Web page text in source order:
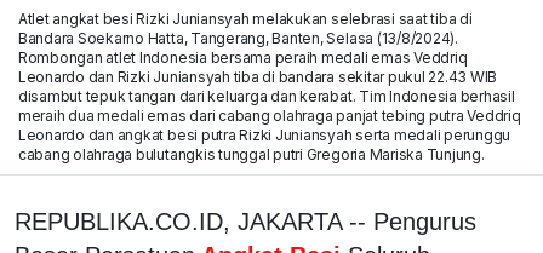
Atlet angkat besi Rizki Juniansyah melakukan selebrasi saat tiba di
Bandara Soekarno Hatta, Tangerang, Banten, Selasa (13/8/2024).
Rombongan atlet Indonesia bersama peraih medali emas Veddriq
Leonardo dan Rizki Juniansyah tiba di bandara sekitar pukul 22.43 WIB
disambut tepuk tangan dari keluarga dan kerabat. Tim Indonesia berhasil
meraih dua medali emas dari cabang olahraga panjat tebing putra Veddriq
Leonardo dan angkat besi putra Rizki Juniansyah serta medali perunggu
cabang olahraga bulutangkis tunggal putri Gregoria Mariska Tunjung.
REPUBLIKA.CO.ID, JAKARTA -- Pengurus